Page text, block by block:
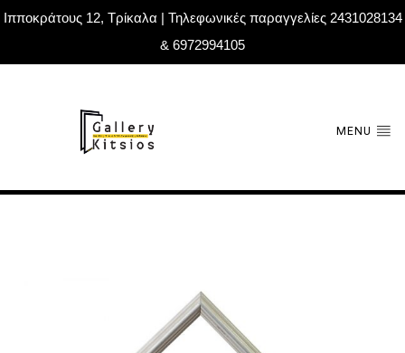
Ιπποκράτους 12, Τρίκαλα | Τηλεφωνικές παραγγελίες 2431028134
& 6972994105
MENU